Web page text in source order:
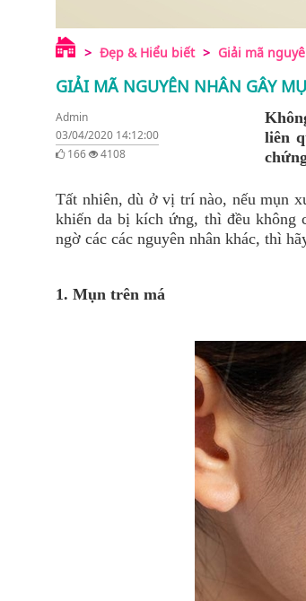
Đẹp & Hiểu biết Giải mã
GIẢI MÃ NGUYÊN NHÂN GÂY
Admin
03/04/2020 14:12:00
166
4108
liên
Tất nhiên, dù ở vị trí nào, nếu mụn
khiến da bị kích ứng, thì đều không
ngờ các các nguyên nhân khác, thì
1. Mụn trên má